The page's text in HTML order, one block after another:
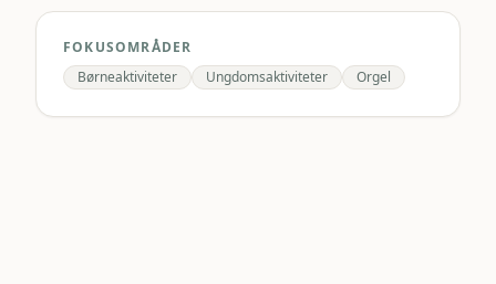
FOKUSOMRÅDER
Børneaktiviteter
Ungdomsaktiviteter Orgel